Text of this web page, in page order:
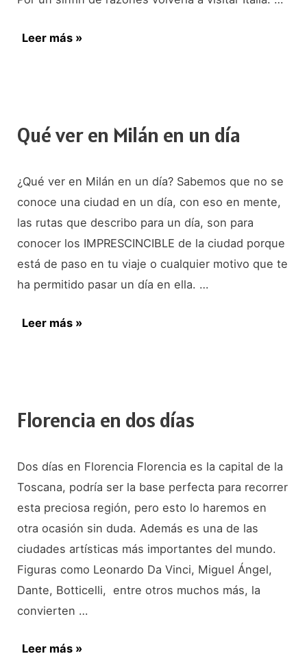
Ruta
Italia:
Venecia,
Florencia
y
Milán
Leer más »
Qué ver en Milán en un día
¿Qué ver en Milán en un día? Sabemos que no se
conoce una ciudad en un día, con eso en mente,
las rutas que describo para un día, son para
conocer los IMPRESCINCIBLE de la ciudad porque
está de paso en tu viaje o cualquier motivo que te
ha permitido pasar un día en ella. …
Qué
un
Leer más »
Florencia en dos días
Dos días en Florencia Florencia es la capital de la
Toscana, podría ser la base perfecta para recorrer
esta preciosa región, pero esto lo haremos en
otra ocasión sin duda. Además es una de las
ciudades artísticas más importantes del mundo.
Figuras como Leonardo Da Vinci, Miguel Ángel,
Dante, Botticelli, entre otros muchos más, la
convierten …
Florencia
Leer más »